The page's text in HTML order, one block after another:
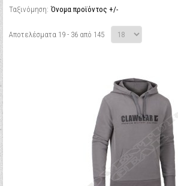
Ταξινόμηση: Όνομα προϊόντος +/-
Αποτελέσματα 19 - 36 από 145